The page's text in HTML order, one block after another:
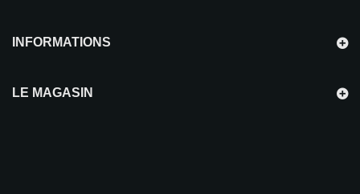
INFORMATIONS
LE MAGASIN